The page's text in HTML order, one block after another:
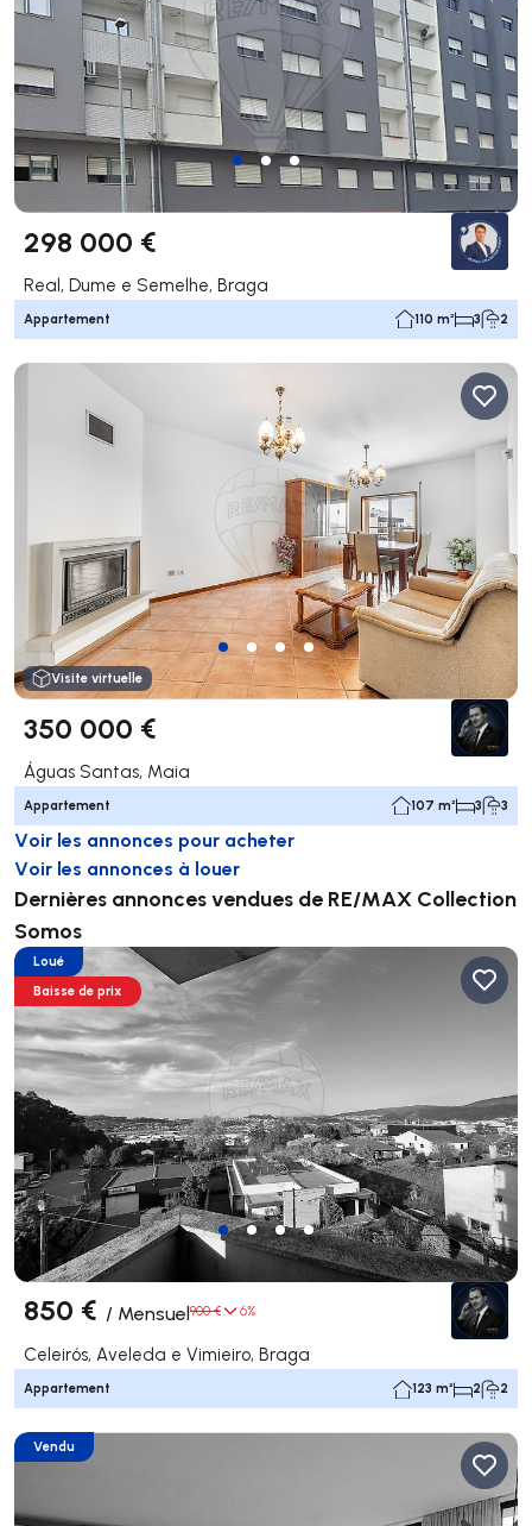
298 000 €
Real, Dume e Semelhe, Braga
Appartement 110 m² 3 2
Visite virtuelle
350 000 €
Águas Santas, Maia
Appartement 107 m² 3 3
Voir les annonces pour acheter
Voir les annonces à louer
Dernières annonces vendues de RE/MAX Collection
Somos
Loué
Baisse de prix
850 € / Mensuel900 € 6%
Celeirós, Aveleda e Vimieiro, Braga
Appartement 123 m² 2 2
Vendu